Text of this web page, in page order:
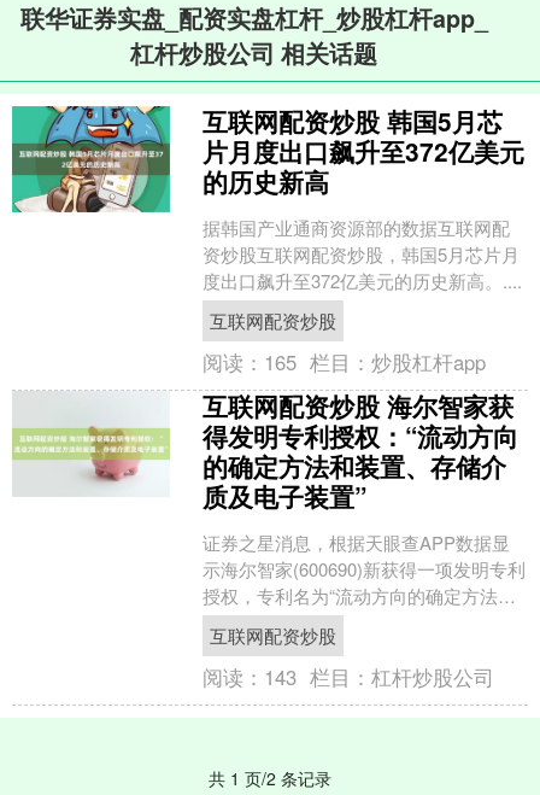
联华证券实盘_配资实盘杠杆_炒股杠杆app_
杠杆炒股公司 相关话题
互联网配资炒股 韩国5月芯
片月度出口飙升至372亿美元
的历史新高
据韩国产业通商资源部的数据互联网配
资炒股互联网配资炒股，韩国5月芯片月
度出口飙升至372亿美元的历史新高。....
互联网配资炒股
阅读： 165 栏目：炒股杠杆app
互联网配资炒股 海尔智家获
得发明专利授权：“流动方向
的确定方法和装置、存储介
质及电子装置”
证券之星消息，根据天眼查APP数据显
示海尔智家(600690)新获得一项发明专利
授权，专利名为“流动方向的确定方法和
装置、存储介质及电子装置”，专利申请
号为CN....
互联网配资炒股
阅读： 143 栏目：杠杆炒股公司
共 1 页/2 条记录